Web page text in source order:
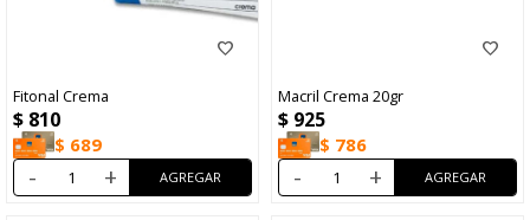
Fitonal Crema
$ 810
$ 689
- +
Macril Crema 20gr
$ 925
$ 786
- +